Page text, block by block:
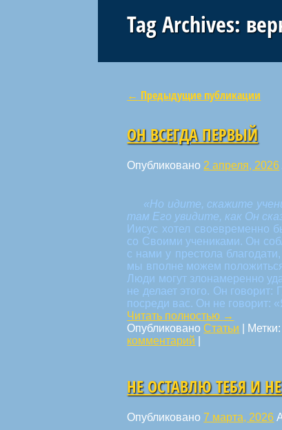
Tag Archives:
Навигация по статьям
← Предыдущие публикации
ОН ВСЕГДА ПЕРВЫЙ
Опубликовано 2 апреля, 2026
«Но идите, скажите
там Его увидите, как Он
Иисус хотел своевременно
со Своими учениками. Он
с нами у престола
мы вполне можем
Люди могут злонамеренно
не делает этого. Он
посреди вас. Он не говорит:
Читать полностью →
ОпубликованоСтатьи Метки:
комментарий
НЕ ОСТАВЛЮ ТЕБЯ И
Опубликовано7 марта, 2026